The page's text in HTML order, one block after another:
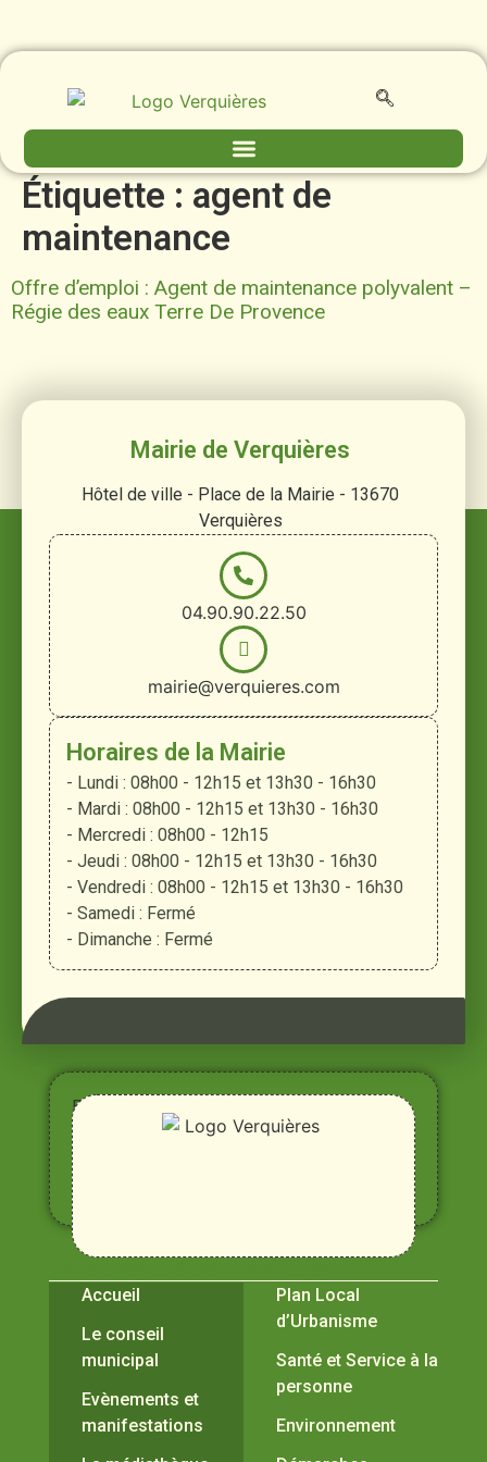
Étiquette : agent de
maintenance
Offre d’emploi : Agent de maintenance polyvalent –
Régie des eaux Terre De Provence
Mairie de Verquières
Hôtel de ville - Place de la Mairie - 13670
Verquières
04.90.90.22.50
mairie@verquieres.com
Horaires de la Mairie
- Lundi : 08h00 - 12h15 et 13h30 - 16h30
- Mardi : 08h00 - 12h15 et 13h30 - 16h30
- Mercredi : 08h00 - 12h15
- Jeudi : 08h00 - 12h15 et 13h30 - 16h30
- Vendredi : 08h00 - 12h15 et 13h30 - 16h30
- Samedi : Fermé
- Dimanche : Fermé
Entre
Rhône,
Alpilles
et
Durance
Accueil
Le conseil
municipal
Evènements et
manifestations
Plan Local
d’Urbanisme
Santé et Service à la
personne
Environnement